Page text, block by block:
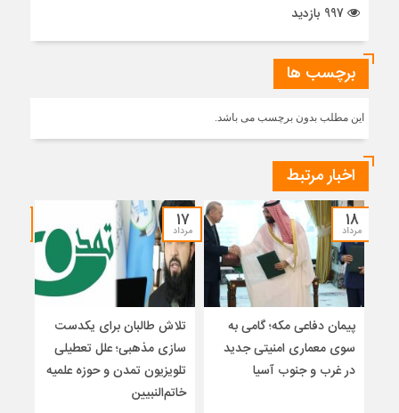
برچسب ها
این مطلب بدون برچسب می باشد.
اخبار مرتبط
۱۸
مرداد
پیمان دفاعی مکه؛ گامی به
سوی معماری امنیتی جدید
در غرب و جنوب آسیا
۱۷
مرداد
تلاش طالبان برای یکدست
سازی مذهبی؛ علل تعطیلی
تلویزیون تمدن و حوزه علمیه
خاتم‌النبیین